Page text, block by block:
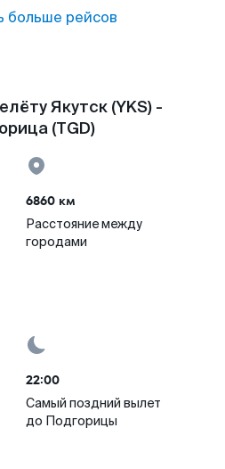
больше рейсов
Якутск (YKS) -
(TGD)
6860 км
Расстояние между
городами
22:00
Самый поздний вылет
до Подгорицы